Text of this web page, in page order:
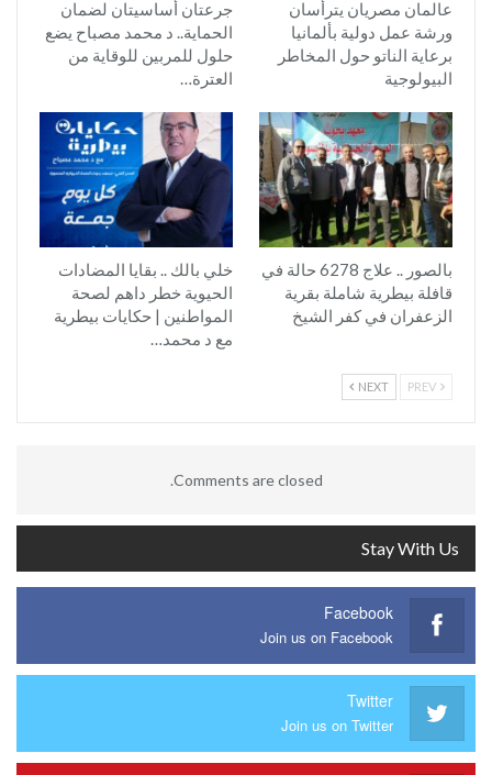
عالمان مصريان يترأسان
ورشة عمل دولية بألمانيا
برعاية الناتو حول المخاطر
البيولوجية
جرعتان أساسيتان لضمان
الحماية.. د محمد مصباح يضع
حلول للمربين للوقاية من
العترة…
بالصور .. علاج 6278 حالة في
قافلة بيطرية شاملة بقرية
الزعفران في كفر الشيخ
خلي بالك .. بقايا المضادات
الحيوية خطر داهم لصحة
المواطنين | حكايات بيطرية
مع د محمد…
NEXT
Comments are closed.
Stay With Us
Facebook
Join us on Facebook
Twitter
Join us on Twitter